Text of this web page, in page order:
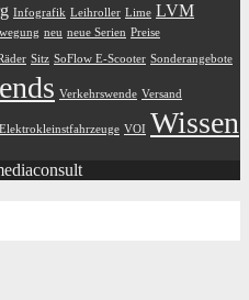
Infografik Leihroller Lime LVM
neu neue Serien Preise
Sitz SoFlow E-Scooter Sonderangebote
Verkehrswende Versand
VOI Wissen